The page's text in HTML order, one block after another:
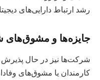
رشد ارتباط دارایی‌های
جایزه‌ها و مشوق‌های
شرکت‌ها نیز در حال پذیرش
کارمندان یا مشوق‌های